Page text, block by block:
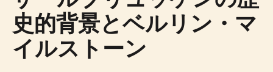
史的背景とベルリン・マ
イルストーン